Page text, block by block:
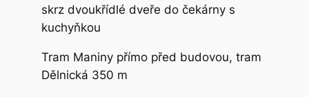
skrz dvoukřídlé dveře do čekárny s
kuchyňkou
Tram Maniny přímo před budovou, tram
Dělnická 350 m